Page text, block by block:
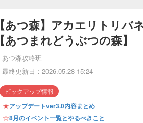
【あつ森】アカエリトリバ
【あつまれどうぶつの森】
あつ森攻略班
最終更新日：2026.05.28 15:24
★アップデートver3.0内容まとめ
☆8月のイベント一覧とやるべきこと
ピックアップ情報